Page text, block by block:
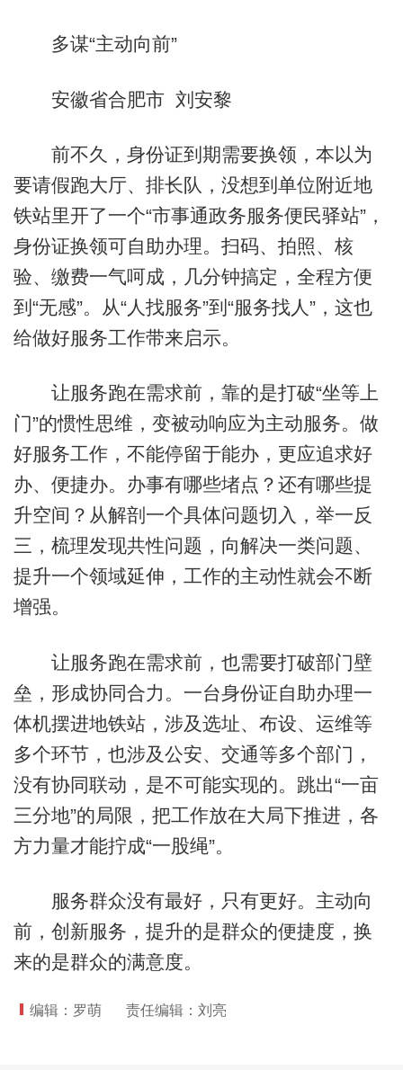
多谋“主动向前”
安徽省合肥市 刘安黎
前不久，身份证到期需要换领，本以为
要请假跑大厅、排长队，没想到单位附近地
铁站里开了一个“市事通政务服务便民驿站”，
身份证换领可自助办理。扫码、拍照、核
验、缴费一气呵成，几分钟搞定，全程方便
到“无感”。从“人找服务”到“服务找人”，这也
给做好服务工作带来启示。
让服务跑在需求前，靠的是打破“坐等上
门”的惯性思维，变被动响应为主动服务。做
好服务工作，不能停留于能办，更应追求好
办、便捷办。办事有哪些堵点？还有哪些提
升空间？从解剖一个具体问题切入，举一反
三，梳理发现共性问题，向解决一类问题、
提升一个领域延伸，工作的主动性就会不断
增强。
让服务跑在需求前，也需要打破部门壁
垒，形成协同合力。一台身份证自助办理一
体机摆进地铁站，涉及选址、布设、运维等
多个环节，也涉及公安、交通等多个部门，
没有协同联动，是不可能实现的。跳出“一亩
三分地”的局限，把工作放在大局下推进，各
方力量才能拧成“一股绳”。
服务群众没有最好，只有更好。主动向
前，创新服务，提升的是群众的便捷度，换
来的是群众的满意度。
编辑：罗萌 责任编辑：刘亮